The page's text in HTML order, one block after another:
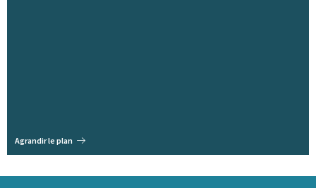
Agrandir le plan